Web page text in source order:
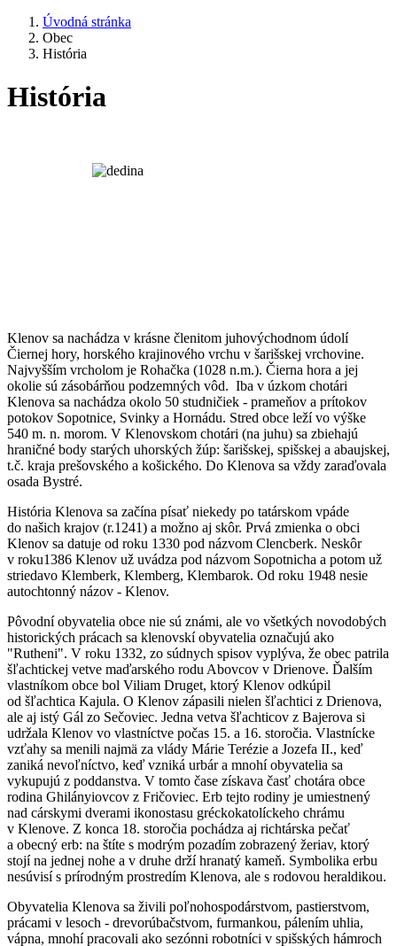
Úvodná stránka
Obec
História
História
Klenov sa nachádza v krásne členitom juhovýchodnom údolí
Čiernej hory, horského krajinového vrchu v šarišskej vrchovine.
Najvyšším vrcholom je Rohačka (1028 n.m.). Čierna hora a jej
okolie sú zásobárňou podzemných vôd. Iba v úzkom chotári
Klenova sa nachádza okolo 50 studničiek - prameňov a prítokov
potokov Sopotnice, Svinky a Hornádu. Stred obce leží vo výške
540 m. n. morom. V Klenovskom chotári (na juhu) sa zbiehajú
hraničné body starých uhorských žúp: šarišskej, spišskej a abaujskej,
t.č. kraja prešovského a košického. Do Klenova sa vždy zaraďovala
osada Bystré.
História Klenova sa začína písať niekedy po tatárskom vpáde
do našich krajov (r.1241) a možno aj skôr. Prvá zmienka o obci
Klenov sa datuje od roku 1330 pod názvom Clencberk. Neskôr
v roku1386 Klenov už uvádza pod názvom Sopotnicha a potom už
striedavo Klemberk, Klemberg, Klembarok. Od roku 1948 nesie
autochtonný názov - Klenov.
Pôvodní obyvatelia obce nie sú známi, ale vo všetkých novodobých
historických prácach sa klenovskí obyvatelia označujú ako
"Rutheni". V roku 1332, zo súdnych spisov vyplýva, že obec patrila
šľachtickej vetve maďarského rodu Abovcov v Drienove. Ďalším
vlastníkom obce bol Viliam Druget, ktorý Klenov odkúpil
od šľachtica Kajula. O Klenov zápasili nielen šľachtici z Drienova,
ale aj istý Gál zo Sečoviec. Jedna vetva šľachticov z Bajerova si
udržala Klenov vo vlastníctve počas 15. a 16. storočia. Vlastnícke
vzťahy sa menili najmä za vlády Márie Terézie a Jozefa II., keď
zaniká nevoľníctvo, keď vzniká urbár a mnohí obyvatelia sa
vykupujú z poddanstva. V tomto čase získava časť chotára obce
rodina Ghilányiovcov z Fričoviec. Erb tejto rodiny je umiestnený
nad cárskymi dverami ikonostasu gréckokatolíckeho chrámu
v Klenove. Z konca 18. storočia pochádza aj richtárska pečať
a obecný erb: na štíte s modrým pozadím zobrazený žeriav, ktorý
stojí na jednej nohe a v druhe drží hranatý kameň. Symbolika erbu
nesúvisí s prírodným prostredím Klenova, ale s rodovou heraldikou.
Obyvatelia Klenova sa živili poľnohospodárstvom, pastierstvom,
prácami v lesoch - drevorúbačstvom, furmankou, pálením uhlia,
vápna, mnohí pracovali ako sezónni robotníci v spišských hámroch